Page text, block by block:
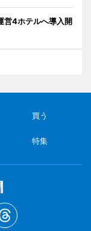
営4ホテルへ導入開
買う
特集